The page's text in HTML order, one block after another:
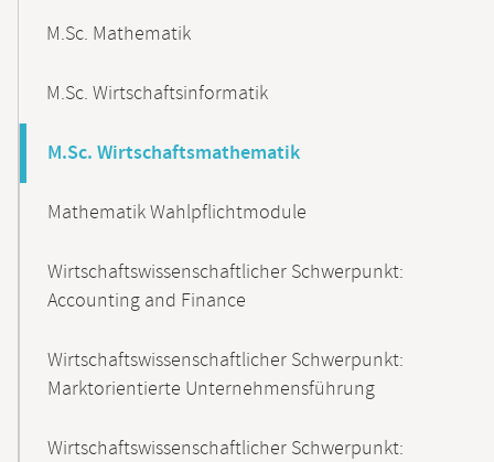
M.Sc. Mathematik
M.Sc. Wirtschaftsinformatik
M.Sc. Wirtschaftsmathematik
Mathematik Wahlpflichtmodule
Wirtschaftswissenschaftlicher Schwerpunkt:
Accounting and Finance
Wirtschaftswissenschaftlicher Schwerpunkt:
Marktorientierte Unternehmensführung
Wirtschaftswissenschaftlicher Schwerpunkt: